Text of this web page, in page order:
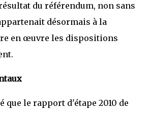
du référendum, non sans
désormais à la
en œuvre les dispositions
que le rapport d'étape 2010 de